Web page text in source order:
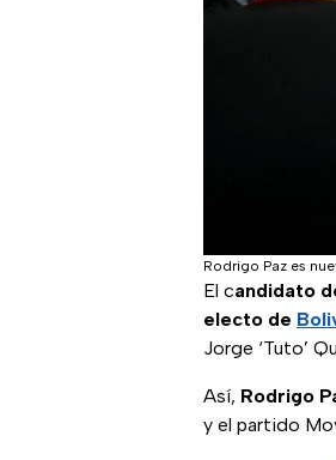
Rodrigo Paz es
El candidato
electo de
Jorge ‘Tuto’
Así, Rodrigo
y el partido